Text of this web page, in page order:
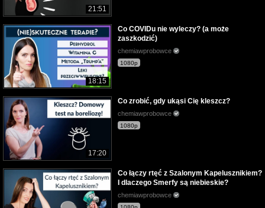
21:51
18:15
Co COVIDu nie wyleczy? (a może
zaszkodzić)
chemiawprobowce
1080p
17:20
Co zrobić, gdy ukąsi Cię kleszcz?
chemiawprobowce
1080p
Co łączy rtęć z Szalonym Kapelusznikiem?
I dlaczego Smerfy są niebieskie?
chemiawprobowce